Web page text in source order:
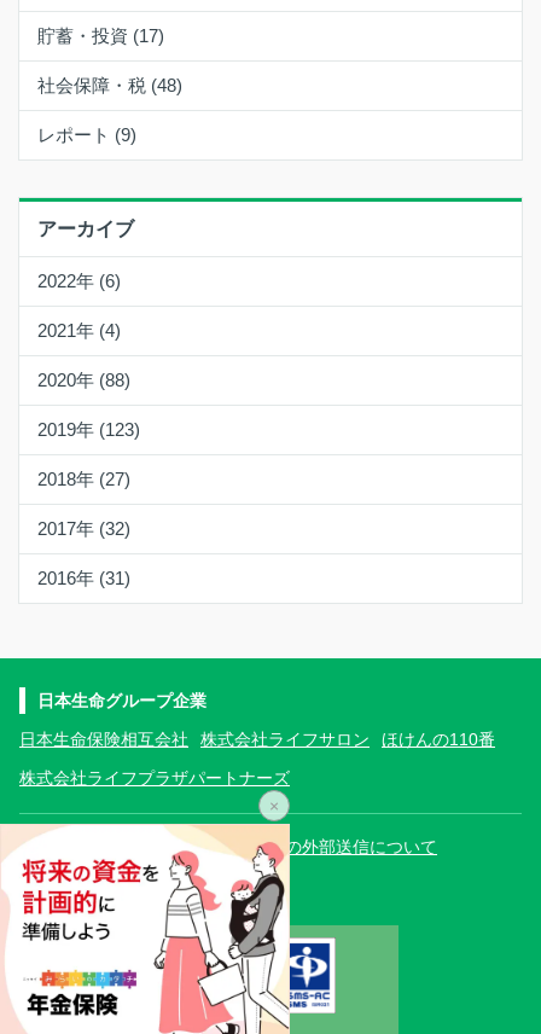
×
貯蓄・投資 (17)
社会保障・税 (48)
レポート (9)
アーカイブ
2022年 (6)
2021年 (4)
2020年 (88)
2019年 (123)
2018年 (27)
2017年 (32)
2016年 (31)
日本生命グループ企業
日本生命保険相互会社
株式会社ライフサロン
ほけんの110番
株式会社ライフプラザパートナーズ
プライバシーポリシー
利用者情報の外部送信について
運営会社について